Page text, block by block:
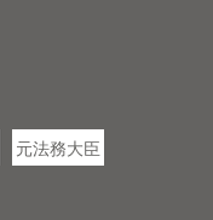
元法務大臣